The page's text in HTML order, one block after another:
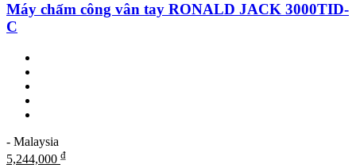
Máy chấm công vân tay RONALD JACK 3000TID-
C
- Malaysia
5,244,000 ₫